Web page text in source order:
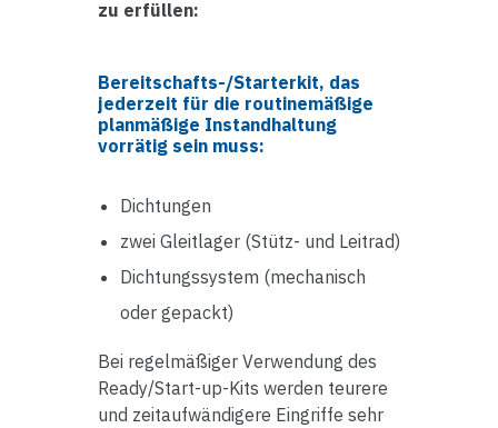
zu erfüllen:
Bereitschafts-/Starterkit, das
jederzeit für die routinemäßige
planmäßige Instandhaltung
vorrätig sein muss:
Dichtungen
zwei Gleitlager (Stütz- und Leitrad)
Dichtungssystem (mechanisch
oder gepackt)
Bei regelmäßiger Verwendung des
Ready/Start-up-Kits werden teurere
und zeitaufwändigere Eingriffe sehr